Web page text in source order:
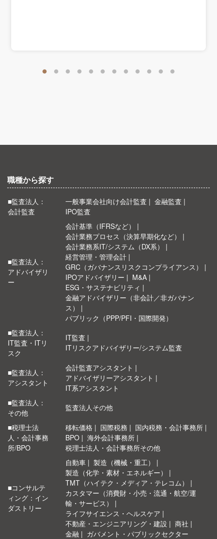
職種から探す
■監査法人：
会計監査
一般事業会社向け会計監査
金融監査
IPO監査
■監査法人：
アドバイザリ
ー
会計基準（IFRSなど）
会計業務プロセス（決算早期化など）
会計業務系IT/システム（DX系）
経営管理・管理会計
GRC（ガバナンスリスクコンプライアンス）
IPOアドバイザリー
M&A
ESG・サステナビリティ
金融アドバイザリー（非会計／非ガバナン
ス）
パブリック（PPP/PFI・国際開発）
■監査法人：
IT監査・ITリ
スク
IT監査
ITリスクアドバイザリー/システム監査
■監査法人：
アシスタント
会計監査アシスタント
アドバイザリーアシスタント
IT系アシスタント
■監査法人：
その他
監査法人その他
■税理士法
人・会計事務
所/BPO
移転価格 国際税務
国内税務・会計事務所
BPO
海外会計事務所
税理士法人・会計事務所その他
■コンサルテ
ィング：イン
ダストリー
自動車
製造（機械・重工）
製造（化学・素材・エネルギー）
TMT（ハイテク・メディア・テレコム）
カスタマー（消費財・小売・流通・航空/運
輸・サービス）
ライフサイエンス・ヘルスケア
不動産・エンジニアリング・建設
商社
金融
ガバメント・パブリックセクター